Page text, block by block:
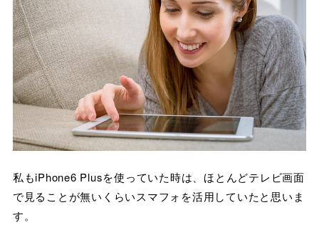
私もiPhone6 Plusを使っていた時は、ほとんどテレビ画面
で見ることが無いくらいスマフォを活用していたと思いま
す。